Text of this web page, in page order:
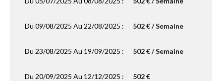
Du 09/08/2025 Au 22/08/2025 : 502 € / Semaine
Du 23/08/2025 Au 19/09/2025 : 502 € / Semaine
Du 20/09/2025 Au 12/12/2025 : 502 €